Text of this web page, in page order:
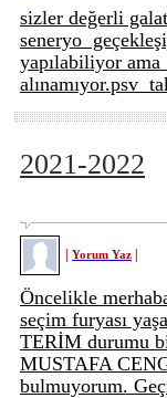
sizler değerli
seneryo
yapılabiliyor
alınamıyor.psv
2021-2022
Yorum Yaz
Öncelikle
seçim furyası
TERİM durumu
MUSTAFA
bulmuyorum.